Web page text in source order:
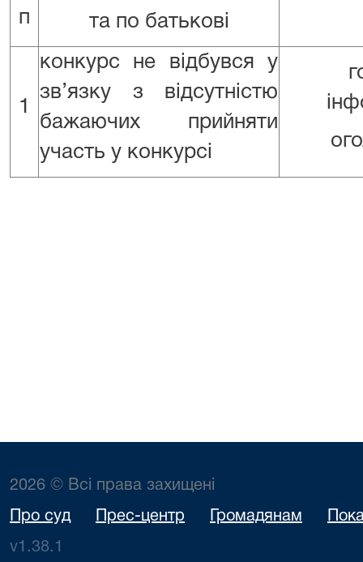
п
та по батькові
1
конкурс не відбувся у
зв’язку з відсутністю
бажаючих прийняти
участь у конкурсі
2026 © Всі права захищені
Про суд Прес-центр Громадянам
v1.38.1